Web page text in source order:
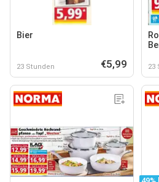
Bier
23 Stunden €5,99 23